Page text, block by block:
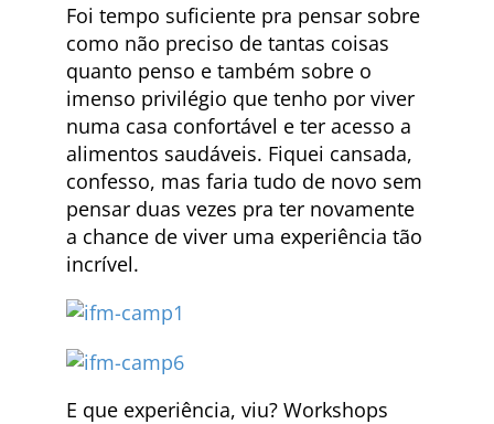
Foi tempo suficiente pra pensar sobre
como não preciso de tantas coisas
quanto penso e também sobre o
imenso privilégio que tenho por viver
numa casa confortável e ter acesso a
alimentos saudáveis. Fiquei cansada,
confesso, mas faria tudo de novo sem
pensar duas vezes pra ter novamente
a chance de viver uma experiência tão
incrível.
E que experiência, viu? Workshops